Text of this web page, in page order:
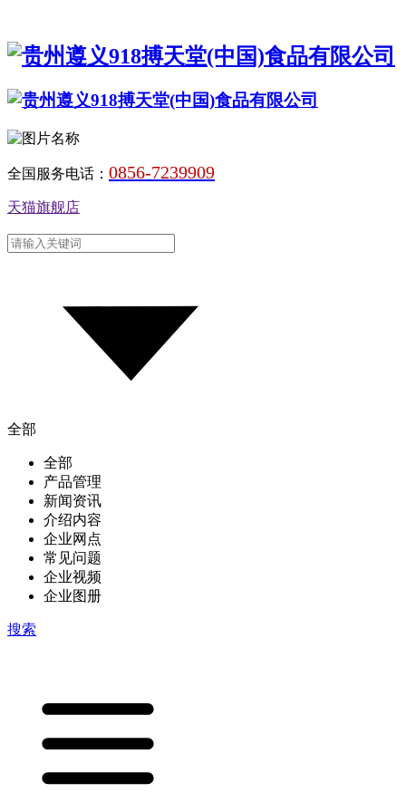
全国服务电话： 0856-7239909
天猫旗舰店
全部
全部
产品管理
新闻资讯
介绍内容
企业网点
常见问题
企业视频
企业图册
搜索